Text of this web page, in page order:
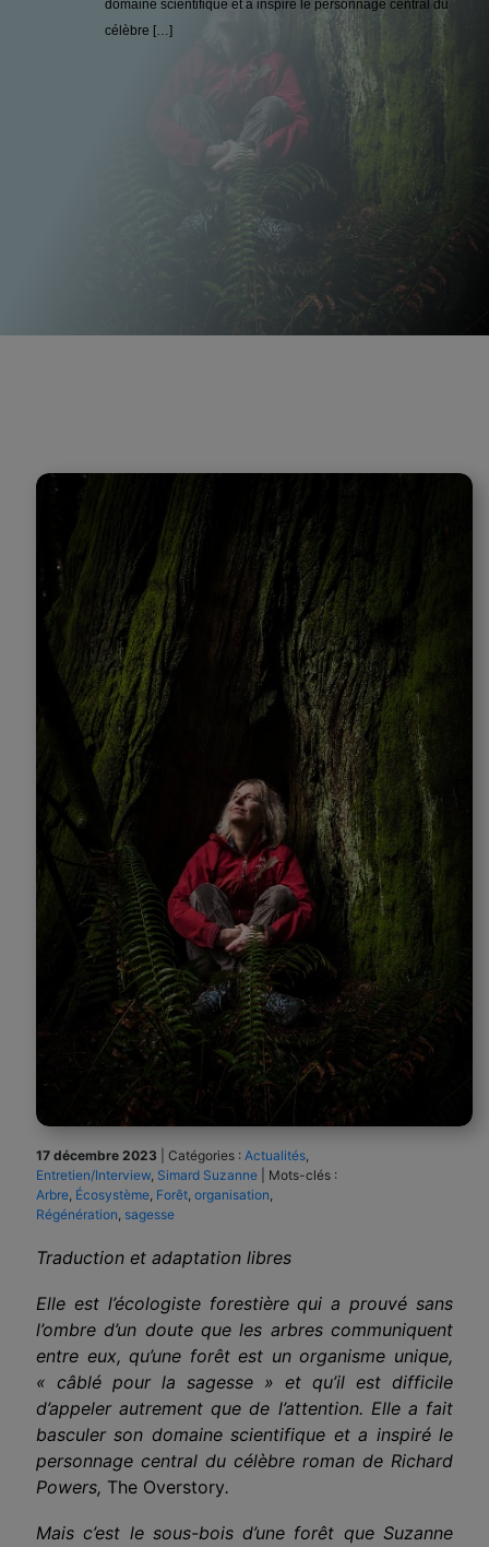
domaine scientifique et a inspiré le personnage central du
célèbre […]
17 décembre 2023 Catégories : Actualités,
Entretien/Interview, Simard Suzanne
Mots-clés :
Arbre, Écosystème, Forêt, organisation,
Régénération, sagesse
Traduction et adaptation libres
Elle est l’écologiste forestière qui a prouvé sans
l’ombre d’un doute que les arbres communiquent
entre eux, qu’une forêt est un organisme unique,
« câblé pour la sagesse » et qu’il est difficile
d’appeler autrement que de l’attention. Elle a fait
basculer son domaine scientifique et a inspiré le
personnage central du célèbre roman de Richard
Powers, The Overstory.
Mais c’est le sous-bois d’une forêt que Suzanne